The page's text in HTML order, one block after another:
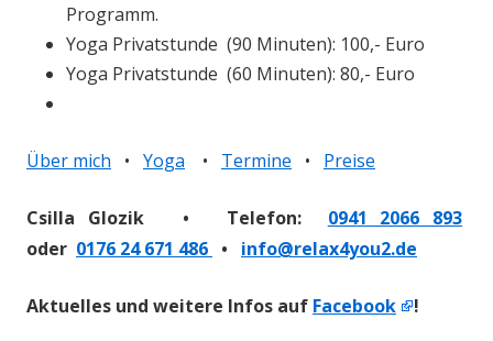
Programm.
Yoga Privatstunde (90 Minuten): 100,- Euro
Yoga Privatstunde (60 Minuten): 80,- Euro
Über mich • Yoga • Termine • Preise
Csilla Glozik • Telefon: 0941 2066 893
oder 0176 24 671 486 • info@relax4you2.de
Aktuelles und weitere Infos auf Facebook !